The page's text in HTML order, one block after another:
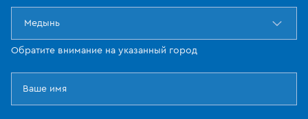
Медынь
Обратите внимание на указанный город